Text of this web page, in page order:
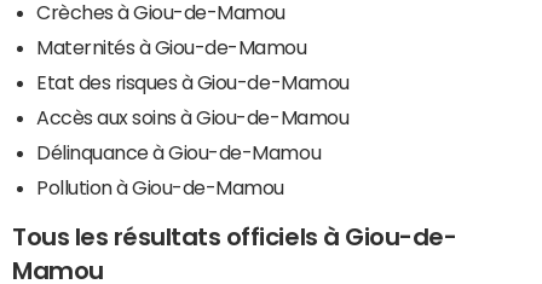
Crèches à Giou-de-Mamou
Maternités à Giou-de-Mamou
Etat des risques à Giou-de-Mamou
Accès aux soins à Giou-de-Mamou
Délinquance à Giou-de-Mamou
Pollution à Giou-de-Mamou
Tous les résultats officiels à Giou-de-
Mamou